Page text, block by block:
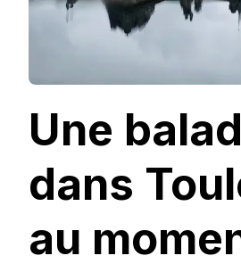
Une
dans
au